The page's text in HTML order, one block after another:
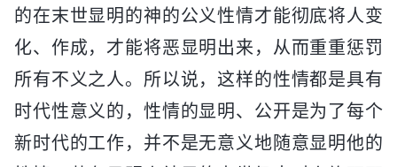
的在末世显明的神的公义性情才能彻底将人变
化、作成，才能将恶显明出来，从而重重惩罚
所有不义之人。所以说，这样的性情都是具有
时代性意义的，性情的显明、公开是为了每个
新时代的工作，并不是无意义地随意显明他的